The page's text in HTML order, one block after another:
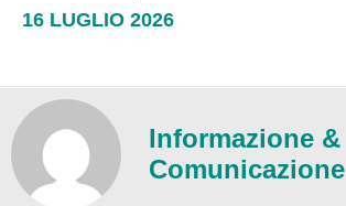
16 LUGLIO 2026
Informazione &
Comunicazione